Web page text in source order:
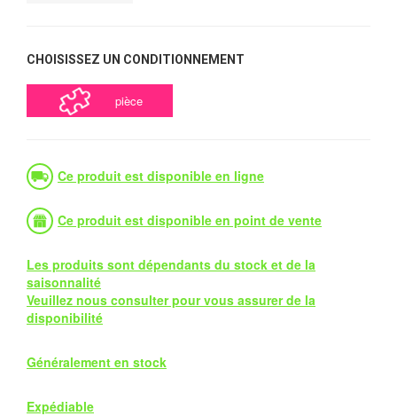
CHOISISSEZ UN CONDITIONNEMENT
pièce
Ce produit est disponible en ligne
Ce produit est disponible en point de vente
Les produits sont dépendants du stock et de la
saisonnalité
Veuillez nous consulter pour vous assurer de la
disponibilité
Généralement en stock
Expédiable